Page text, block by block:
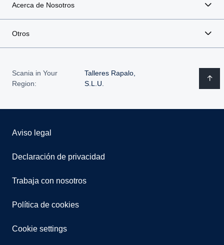
Acerca de Nosotros
Otros
Scania in Your
Region:
Talleres Rapalo,
S.L.U.
Aviso legal
Declaración de privacidad
Trabaja con nosotros
Política de cookies
Cookie settings